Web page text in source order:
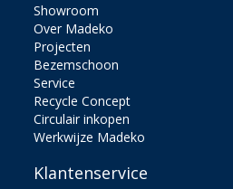
Showroom
Over Madeko
Projecten
Bezemschoon
Service
Recycle Concept
Circulair inkopen
Werkwijze Madeko
Klantenservice